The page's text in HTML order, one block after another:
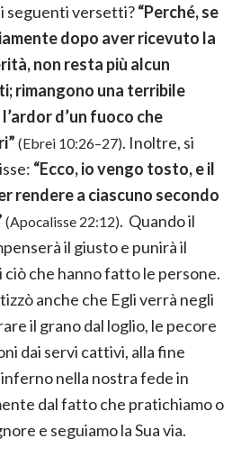
seguenti versetti?“Perché, se
dopo aver ricevuto la
non resta più alcun
rimangono una terribile
d’un fuoco che
(Ebrei 10:26–27). Inoltre, si
“Ecco, io vengo tosto, e il
rendere a ciascuno secondo
(Apocalisse 22:12). Quando il
il giusto e punirà il
ciò che hanno fatto le persone.
anche che Egli verrà negli
il grano dal loglio, le pecore
dai servi cattivi, alla fine
nella nostrafede in
dal fatto che pratichiamo o
e seguiamo la Sua via.